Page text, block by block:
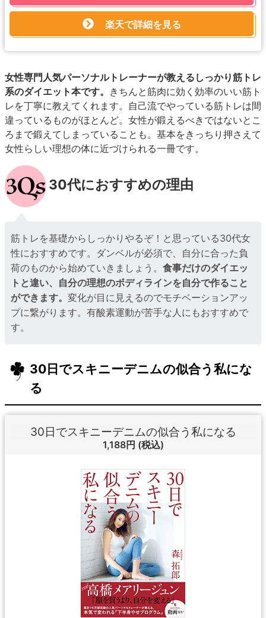
楽天で詳細を見る
女性専門人気パーソナルトレーナーが教えるしっかり筋トレ
系のダイエット本です。 きちんと筋肉に効く効率のいい筋ト
レを丁寧に教えてくれます。自己流でやっている筋トレは間
違っているものがほとんど。女性が鍛えるべきではないとこ
ろまで鍛えてしまっていることも。基本をきっちり押さえて
女性らしい理想の体に近づけられる一冊です。
30代におすすめの理由
筋トレを基礎からしっかりやるぞ！と思っている30代女
性におすすめです。ダンベルが必須で、自分に合った負
荷のものから始めていきましょう。食事だけのダイエッ
トと違い、自分の理想のボディラインを自分で作ること
ができます。変化が目に見えるのでモチベーションアッ
プに繋がります。有酸素運動が苦手な人にもおすすめで
す。
30日でスキニーデニムの似合う私にな
る
30日でスキニーデニムの似合う私になる
1,188円 (税込)